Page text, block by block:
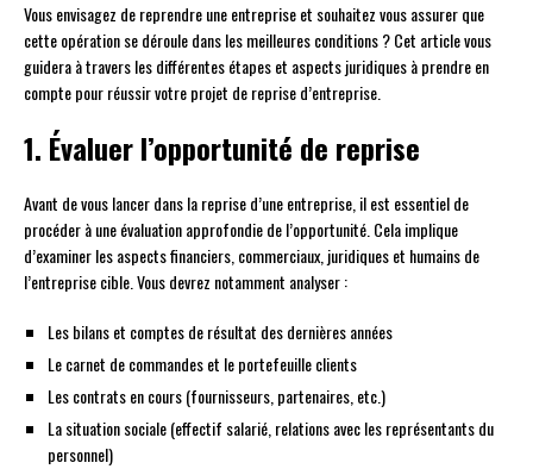
Vous envisagez de reprendre une entreprise et souhaitez vous assurer que
cette opération se déroule dans les meilleures conditions ? Cet article vous
guidera à travers les différentes étapes et aspects juridiques à prendre en
compte pour réussir votre projet de reprise d’entreprise.
1. Évaluer l’opportunité de reprise
Avant de vous lancer dans la reprise d’une entreprise, il est essentiel de
procéder à une évaluation approfondie de l’opportunité. Cela implique
d’examiner les aspects financiers, commerciaux, juridiques et humains de
l’entreprise cible. Vous devrez notamment analyser :
Les bilans et comptes de résultat des dernières années
Le carnet de commandes et le portefeuille clients
Les contrats en cours (fournisseurs, partenaires, etc.)
La situation sociale (effectif salarié, relations avec les représentants du
personnel)